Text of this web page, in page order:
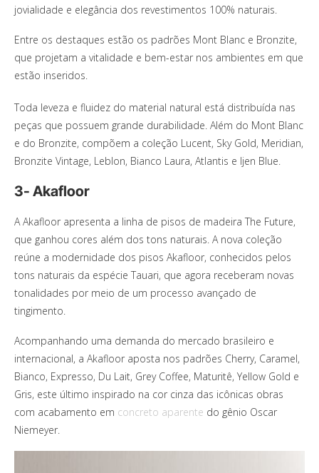
jovialidade e elegância dos revestimentos 100% naturais.
Entre os destaques estão os padrões Mont Blanc e Bronzite,
que projetam a vitalidade e bem-estar nos ambientes em que
estão inseridos.
Toda leveza e fluidez do material natural está distribuída nas
peças que possuem grande durabilidade. Além do Mont Blanc
e do Bronzite, compõem a coleção Lucent, Sky Gold, Meridian,
Bronzite Vintage, Leblon, Bianco Laura, Atlantis e Ijen Blue.
3- Akafloor
A Akafloor apresenta a linha de pisos de madeira The Future,
que ganhou cores além dos tons naturais. A nova coleção
reúne a modernidade dos pisos Akafloor, conhecidos pelos
tons naturais da espécie Tauari, que agora receberam novas
tonalidades por meio de um processo avançado de
tingimento.
Acompanhando uma demanda do mercado brasileiro e
internacional, a Akafloor aposta nos padrões Cherry, Caramel,
Bianco, Expresso, Du Lait, Grey Coffee, Maturitê, Yellow Gold e
Gris, este último inspirado na cor cinza das icônicas obras
com acabamento em concreto aparente do gênio Oscar
Niemeyer.